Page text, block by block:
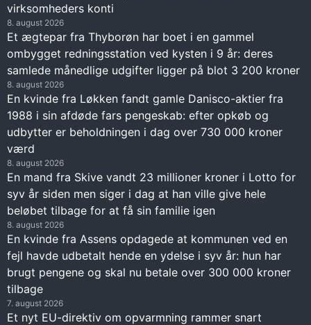
virksomheders konti
8. august 2026
Et ægtepar fra Thyborøn har boet i en gammel
ombygget redningsstation ved kysten i 9 år: deres
samlede månedlige udgifter ligger på blot 3 200 kroner
8. august 2026
En kvinde fra Løkken fandt gamle Danisco-aktier fra
1988 i sin afdøde fars pengeskab: efter opkøb og
udbytter er beholdningen i dag over 730 000 kroner
værd
8. august 2026
En mand fra Skive vandt 23 millioner kroner i Lotto for
syv år siden men siger i dag at han ville give hele
beløbet tilbage for at få sin familie igen
8. august 2026
En kvinde fra Assens opdagede at kommunen ved en
fejl havde udbetalt hende en ydelse i syv år: hun har
brugt pengene og skal nu betale over 300 000 kroner
tilbage
7. august 2026
Et nyt EU-direktiv om opvarmning rammer snart